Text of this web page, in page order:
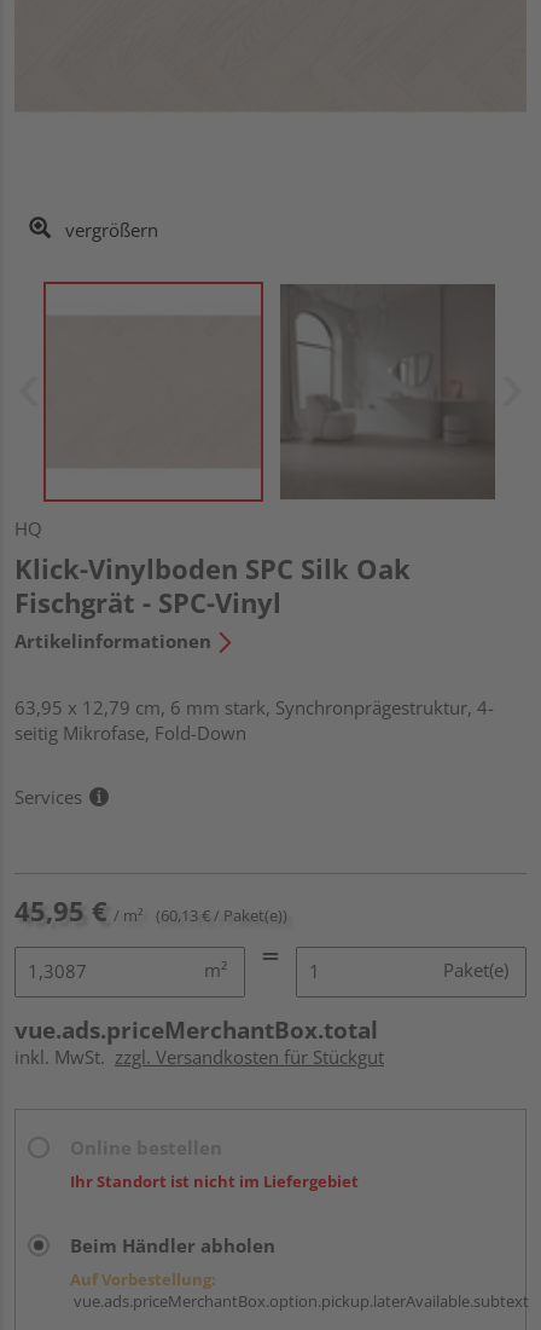
vergrößern
HQ
Klick-Vinylboden SPC Silk Oak
Fischgrät - SPC-Vinyl
Artikelinformationen
63,95 x 12,79 cm, 6 mm stark, Synchronprägestruktur, 4-
seitig Mikrofase, Fold-Down
Services
45,95 € / m² (60,13 € / Paket(e))
m² Paket(e)
vue.ads.priceMerchantBox.total
inkl. MwSt. zzgl. Versandkosten für Stückgut
Ihr Standort ist nicht im Liefergebiet
Beim Händler abholen
Auf Vorbestellung:
vue.ads.priceMerchantBox.option.pickup.laterAvailable.subtext